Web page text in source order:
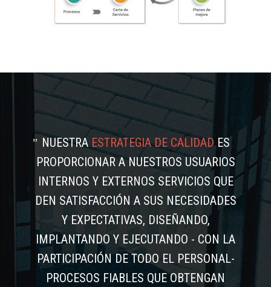
NUESTRAESTRATEGIA DE CALIDADES
PROPORCIONAR A NUESTROS USUARIOS
INTERNOS Y EXTERNOS SERVICIOS QUE
DEN SATISFACCIÓN A SUS NECESIDADES
Y EXPECTATIVAS, DISEÑANDO,
IMPLANTANDO Y EJECUTANDO - CON LA
PARTICIPACIÓN DE TODO EL PERSONAL-
PROCESOS FIABLES QUE OBTENGAN